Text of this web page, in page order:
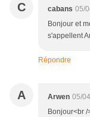
C cabans 05/
Bonjour et
s'appellent
Répondre
A Arwen 05/
Bonjour<br